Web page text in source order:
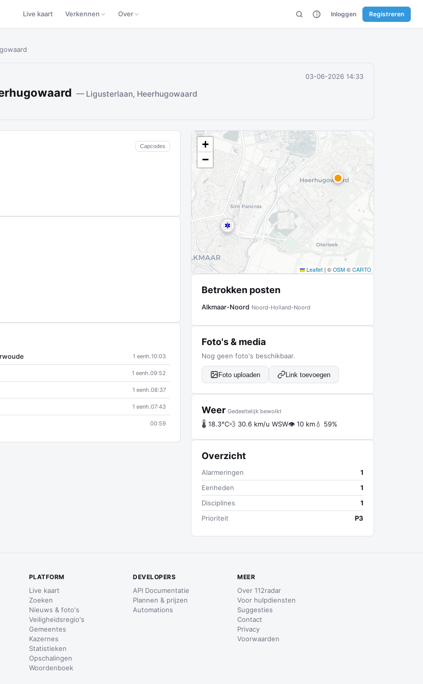
Live kaart Verkennen Over Inloggen Registreren
03-06-2026 14:33
— Ligusterlaan, Heerhugowaard
Capcodes
1 eenh.10:03
1 eenh.09:52
1 eenh.08:37
1 eenh.07:43
00:59
+
−
Leaflet | © OSM © CARTO
Betrokken posten
Alkmaar-Noord Noord-Holland-Noord
Foto's & media
Nog geen foto's beschikbaar.
Foto uploaden Link toevoegen
Weer Gedeeltelijk bewolkt
🌡 18.3°C💨 30.6 km/u WSW👁 10 km💧 59%
Overzicht
Alarmeringen
1
Eenheden
1
Disciplines
1
Prioriteit
P3
PLATFORM
Live kaart
Zoeken
Nieuws & foto's
Veiligheidsregio's
Gemeentes
Kazernes
Statistieken
Opschalingen
Woordenboek
DEVELOPERS
API Documentatie
Plannen & prijzen
Automations
MEER
Over 112radar
Voor hulpdiensten
Suggesties
Contact
Privacy
Voorwaarden